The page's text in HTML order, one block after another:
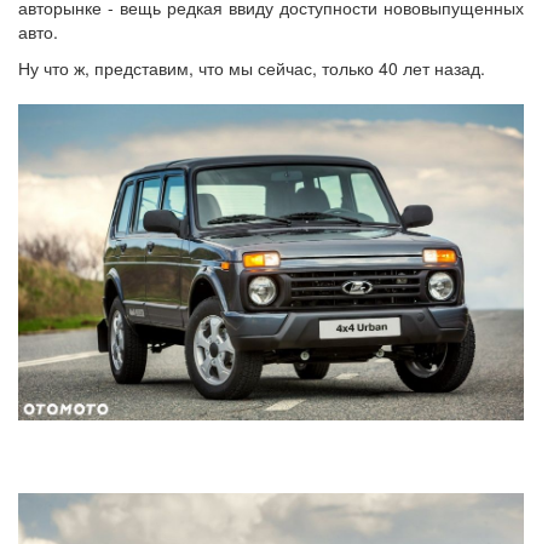
авторынке - вещь редкая ввиду доступности нововыпущенных
авто.
Ну что ж, представим, что мы сейчас, только 40 лет назад.